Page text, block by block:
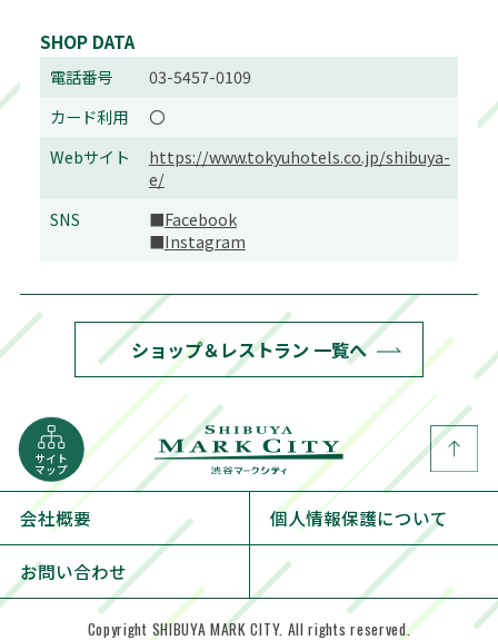
SHOP DATA
電話番号
03-5457-0109
カード利用
〇
Webサイト
https://www.tokyuhotels.co.jp/shibuya-
e/
SNS
■Facebook
■Instagram
ショップ＆レストラン 一覧へ
会社概要 個人情報保護について
お問い合わせ
Copyright SHIBUYA MARK CITY. All rights reserved.
サイト
マップ